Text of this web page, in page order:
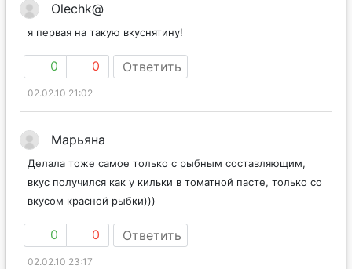
Olechk@
я первая на такую вкуснятину!
0 0 Ответить
02.02.10 21:02
Марьяна
Делала тоже самое только с рыбным составляющим,
вкус получился как у кильки в томатной пасте, только со
вкусом красной рыбки)))
0 0 Ответить
02.02.10 23:17